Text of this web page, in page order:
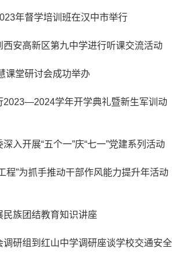
年督学培训班在汉中市举行
西安高新区第九中学进行听课交流活动
课堂研讨会成功举办
2023—2024学年开学典礼暨新生军训动
入开展“五个一”庆“七一”党建系列活动
程”为抓手推动干部作风能力提升年活动
民族团结教育知识讲座
研组到红山中学调研座谈学校交通安全